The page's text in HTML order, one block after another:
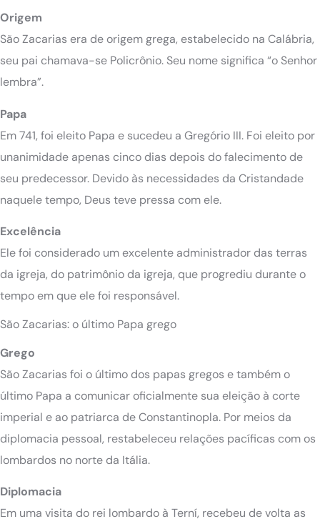
Origem
São Zacarias era de origem grega, estabelecido na Calábria,
seu pai chamava-se Policrônio. Seu nome significa “o Senhor
lembra”.
Papa
Em 741, foi eleito Papa e sucedeu a Gregório III. Foi eleito por
unanimidade apenas cinco dias depois do falecimento de
seu predecessor. Devido às necessidades da Cristandade
naquele tempo, Deus teve pressa com ele.
Excelência
Ele foi considerado um excelente administrador das terras
da igreja, do patrimônio da igreja, que progrediu durante o
tempo em que ele foi responsável.
São Zacarias: o último Papa grego
Grego
São Zacarias foi o último dos papas gregos e também o
último Papa a comunicar oficialmente sua eleição à corte
imperial e ao patriarca de Constantinopla. Por meios da
diplomacia pessoal, restabeleceu relações pacíficas com os
lombardos no norte da Itália.
Diplomacia
Em uma visita do rei lombardo à Terní, recebeu de volta as